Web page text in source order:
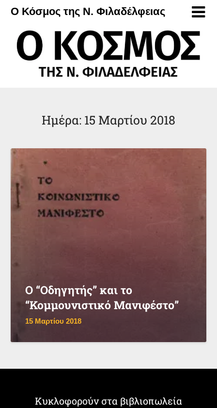
Μετάβαση
περιεχόμενο
Ο Κόσμος της Ν. Φιλαδέλφειας
Ημέρα: 15 Μαρτίου 2018
Ο “Οδηγητής” και το
“Κομμουνιστικό Μανιφέστο”
15 Μαρτίου 2018
Κυκλοφορούν στα βιβλιοπωλεία